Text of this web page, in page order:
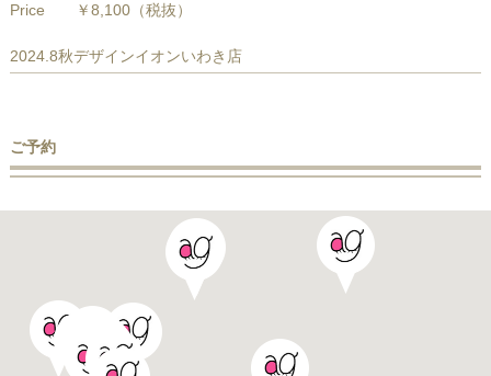
Price ￥8,100（税抜）
2024.8秋デザインイオンいわき店
ご予約